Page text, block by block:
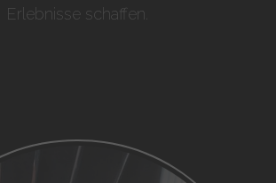
Erlebnisse schaffen.